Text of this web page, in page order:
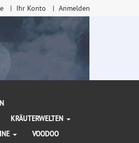
Ihr Konto Anmelden
KRÄUTERWELTEN
VOODOO